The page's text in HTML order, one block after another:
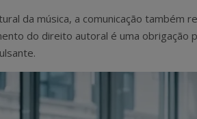
da música, a comunicação também
do direito autoral é uma obrigação